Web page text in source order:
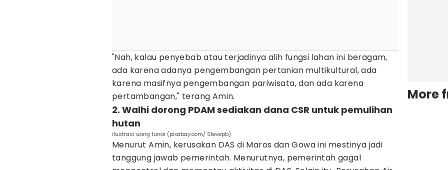
"Nah, kalau penyebab atau terjadinya alih fungsi lahan ini beragam,
ada karena adanya pengembangan pertanian multikultural, ada
karena masifnya pengembangan pariwisata, dan ada karena
pertambangan," terang Amin.
2. Walhi dorong PDAM sediakan dana CSR untuk pemulihan
hutan
ilustrasi uang tunai (pixabay.com/ Stevepb)
Menurut Amin, kerusakan DAS di Maros dan Gowa ini mestinya jadi
tanggung jawab pemerintah. Menurutnya, pemerintah gagal
More